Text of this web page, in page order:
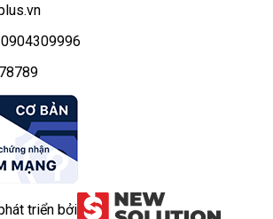
triển bởi